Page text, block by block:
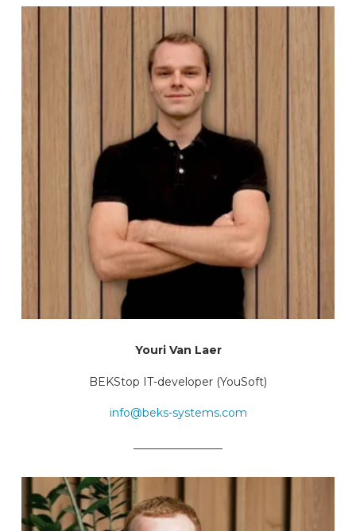
Youri Van Laer
BEKStop IT-developer (YouSoft)
info@beks-systems.com